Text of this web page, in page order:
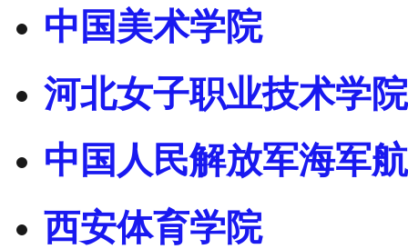
中国美术学院
河北女子职业技术学院
中国人民解放军海军
西安体育学院